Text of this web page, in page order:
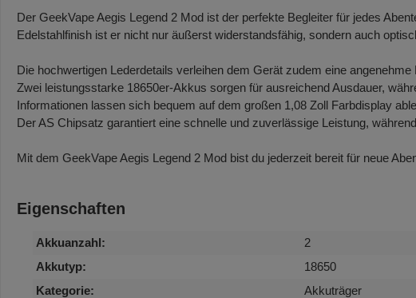
Der GeekVape Aegis Legend 2 Mod ist der perfekte Begleiter für jedes
Edelstahlfinish ist er nicht nur äußerst widerstandsfähig, sondern auch
Die hochwertigen Lederdetails verleihen dem Gerät zudem eine
Zwei leistungsstarke 18650er-Akkus sorgen für ausreichend Ausdauer,
Informationen lassen sich bequem auf dem großen 1,08 Zoll Farbdisplay
Der AS Chipsatz garantiert eine schnelle und zuverlässige Leistung,
Mit dem GeekVape Aegis Legend 2 Mod bist du jederzeit bereit für neue
Eigenschaften
Akkuanzahl:
2
Akkutyp:
18650
Kategorie:
Akkuträger